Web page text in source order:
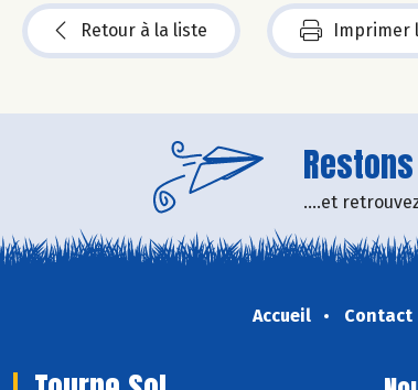
Retour à la liste Imprimer
....et
Accueil Contact